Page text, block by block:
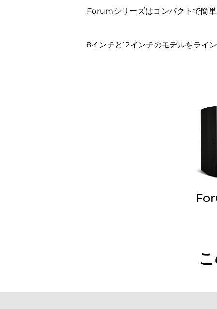
Forumシリーズはコンパクトで簡
8インチと12インチのモデルをライ